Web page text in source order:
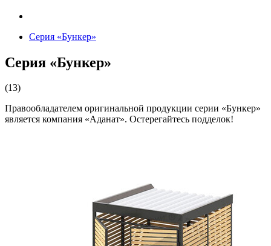
Серия «Бункер»
Серия «Бункер»
(13)
Правообладателем оригинальной продукции серии «Бункер»
является компания «Аданат». Остерегайтесь подделок!